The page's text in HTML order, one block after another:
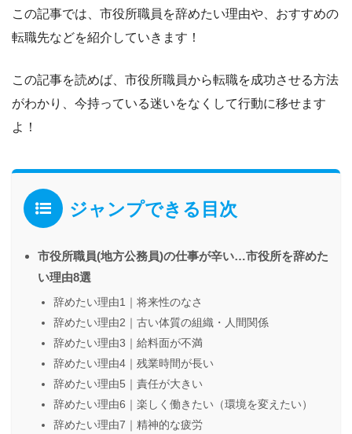
この記事では、 市役所職員を辞めたい理由や、おすすめの
転職先などを紹介していきます！
この記事を読めば、 市役所職員から転職を成功させる方法
がわかり、今持っている迷いをなくして行動に移せます
よ！
ジャンプできる目次
市役所職員(地方公務員)の仕事が辛い…市役所を辞めた
い理由8選
辞めたい理由1｜将来性のなさ
辞めたい理由2｜古い体質の組織・人間関係
辞めたい理由3｜給料面が不満
辞めたい理由4｜残業時間が長い
辞めたい理由5｜責任が大きい
辞めたい理由6｜楽しく働きたい（環境を変えたい）
辞めたい理由7｜精神的な疲労